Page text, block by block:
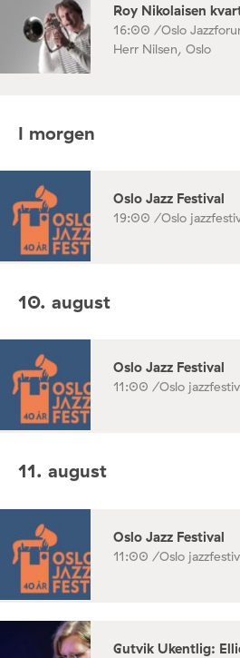
Roy Nikolaisen
16:00 /Oslo
Herr Nilsen, Oslo
I morgen
Oslo Jazz Festival
19:00 /Oslo
10. august
Oslo Jazz Festival
11:00 /Oslo
11. august
Oslo Jazz Festival
11:00 /Oslo
Gutvik Ukentlig: